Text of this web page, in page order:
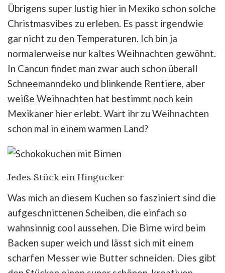
Übrigens super lustig hier in Mexiko schon solche
Christmasvibes zu erleben. Es passt irgendwie
gar nicht zu den Temperaturen. Ich bin ja
normalerweise nur kaltes Weihnachten gewöhnt.
In Cancun findet man zwar auch schon überall
Schneemanndeko und blinkende Rentiere, aber
weiße Weihnachten hat bestimmt noch kein
Mexikaner hier erlebt. Wart ihr zu Weihnachten
schon mal in einem warmen Land?
Jedes Stück ein Hingucker
Was mich an diesem Kuchen so fasziniert sind die
aufgeschnittenen Scheiben, die einfach so
wahnsinnig cool aussehen. Die Birne wird beim
Backen super weich und lässt sich mit einem
scharfen Messer wie Butter schneiden. Dies gibt